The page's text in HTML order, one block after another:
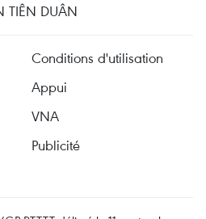
TIÊN DUÂN
Conditions d'utilisation
Appui
VNA
Publicité